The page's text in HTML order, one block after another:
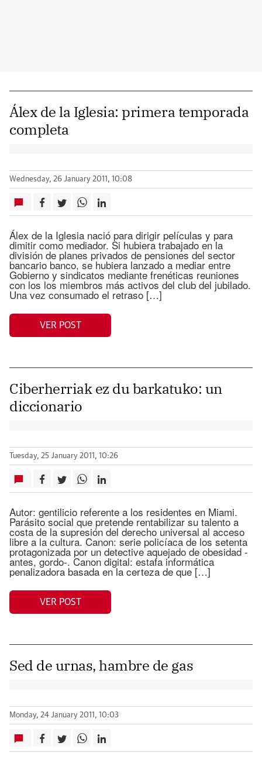
Álex de la Iglesia: primera temporada
completa
Wednesday, 26 January 2011, 10:08
Álex de la Iglesia nació para dirigir películas y para
dimitir como mediador. Si hubiera trabajado en la
división de planes privados de pensiones del sector
bancario banco, se hubiera lanzado a mediar entre
Gobierno y sindicatos mediante frenéticas reuniones
con los los miembros más activos del club del jubilado.
Una vez consumado el retraso […]
VER POST
Ciberherriak ez du barkatuko: un
diccionario
Tuesday, 25 January 2011, 10:26
Autor: gentilicio referente a los residentes en Miami.
Parásito social que pretende rentabilizar su talento a
costa de la supresión del derecho universal al acceso
libre a la cultura. Canon: serie policíaca de los setenta
protagonizada por un detective aquejado de obesidad -
antes, gordo-. Canon digital: estafa informática
penalizadora basada en la certeza de que […]
VER POST
Sed de urnas, hambre de gas
Monday, 24 January 2011, 10:03